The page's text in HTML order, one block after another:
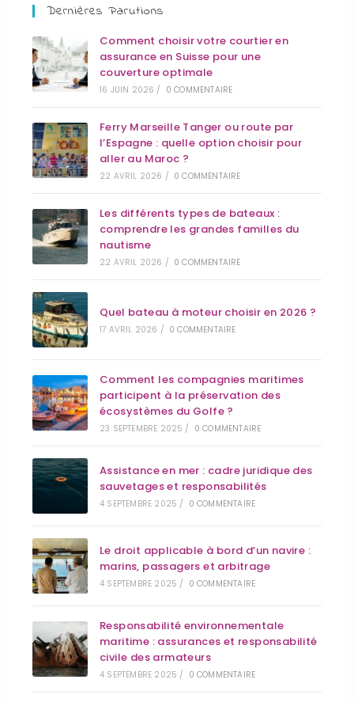
Dernières Parutions
Comment choisir votre courtier en
assurance en Suisse pour une
couverture optimale
16 JUIN 2026 / 0 COMMENTAIRE
Ferry Marseille Tanger ou route par
l’Espagne : quelle option choisir pour
aller au Maroc ?
22 AVRIL 2026 / 0 COMMENTAIRE
Les différents types de bateaux :
comprendre les grandes familles du
nautisme
22 AVRIL 2026 / 0 COMMENTAIRE
Quel bateau à moteur choisir en 2026 ?
17 AVRIL 2026 / 0 COMMENTAIRE
Comment les compagnies maritimes
participent à la préservation des
écosystèmes du Golfe ?
23 SEPTEMBRE 2025 / 0 COMMENTAIRE
Assistance en mer : cadre juridique des
sauvetages et responsabilités
4 SEPTEMBRE 2025 / 0 COMMENTAIRE
Le droit applicable à bord d’un navire :
marins, passagers et arbitrage
4 SEPTEMBRE 2025 / 0 COMMENTAIRE
Responsabilité environnementale
maritime : assurances et responsabilité
civile des armateurs
4 SEPTEMBRE 2025 / 0 COMMENTAIRE